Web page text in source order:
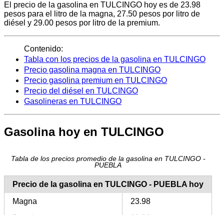
El precio de la gasolina en TULCINGO hoy es de 23.98
pesos para el litro de la magna, 27.50 pesos por litro de
diésel y 29.00 pesos por litro de la premium.
Contenido:
Tabla con los precios de la gasolina en TULCINGO
Precio gasolina magna en TULCINGO
Precio gasolina premium en TULCINGO
Precio del diésel en TULCINGO
Gasolineras en TULCINGO
Gasolina hoy en TULCINGO
Tabla de los precios promedio de la gasolina en TULCINGO -
PUEBLA
Precio de la gasolina en TULCINGO - PUEBLA hoy
Magna
23.98